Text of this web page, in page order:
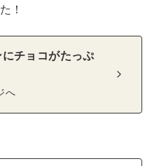
！
チョコがたっぷ
へ